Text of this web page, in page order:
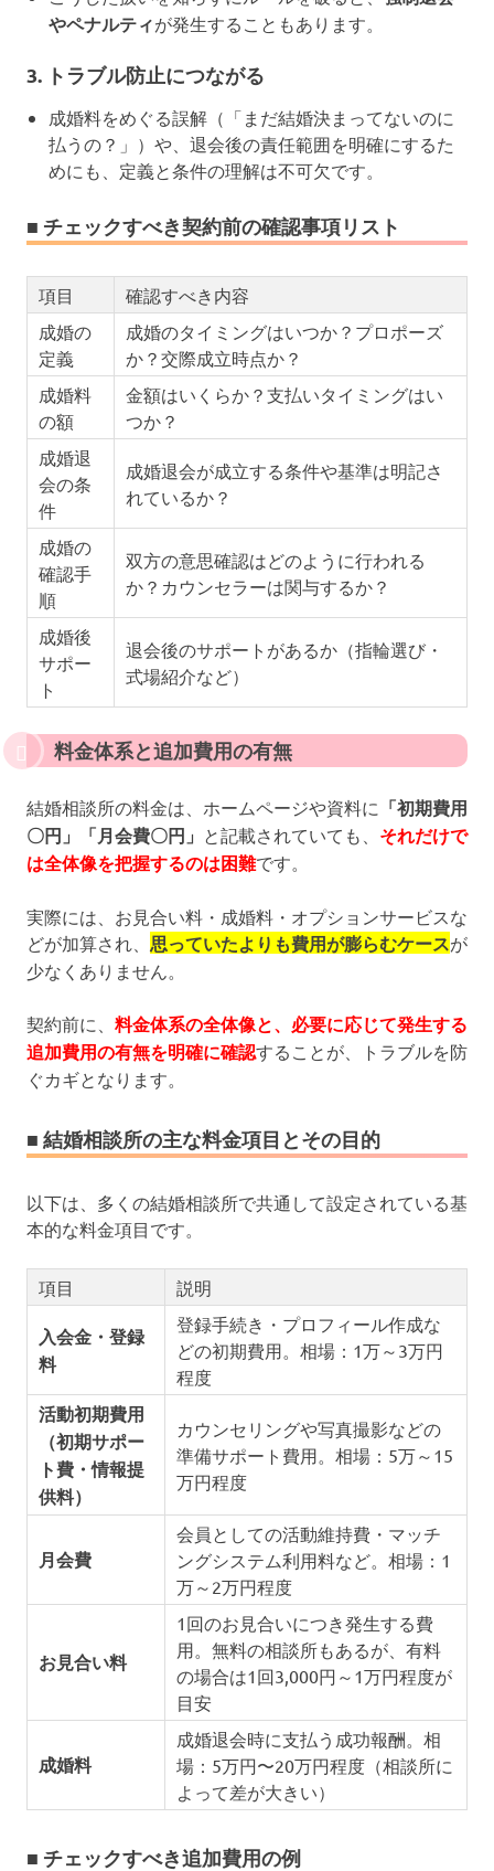
やペナルティが発生することもあります。
3. トラブル防止につながる
成婚料をめぐる誤解（「まだ結婚決まってないのに
払うの？」）や、退会後の責任範囲を明確にするた
めにも、定義と条件の理解は不可欠です。
■ チェックすべき契約前の確認事項リスト
項目
確認すべき内容
成婚の
定義
成婚のタイミングはいつか？プロポーズ
か？交際成立時点か？
成婚料
の額
金額はいくらか？支払いタイミングはい
つか？
成婚退
会の条
件
成婚退会が成立する条件や基準は明記さ
れているか？
成婚の
確認手
順
双方の意思確認はどのように行われる
か？カウンセラーは関与するか？
成婚後
サポー
ト
退会後のサポートがあるか（指輪選び・
式場紹介など）
料金体系と追加費用の有無
結婚相談所の料金は、ホームページや資料に 「初期費用
〇円」「月会費〇円」 と記載されていても、 それだけで
は全体像を把握するのは困難です。
実際には、お見合い料・成婚料・オプションサービスな
どが加算され、 思っていたよりも費用が膨らむケースが
少なくありません。
契約前に、 料金体系の全体像と、必要に応じて発生する
追加費用の有無を明確に確認することが、トラブルを防
ぐカギとなります。
■ 結婚相談所の主な料金項目とその目的
以下は、多くの結婚相談所で共通して設定されている基
本的な料金項目です。
項目 説明
入会金・登録
料
登録手続き・プロフィール作成な
どの初期費用。相場：1万～3万円
程度
活動初期費用
（初期サポー
ト費・情報提
供料）
カウンセリングや写真撮影などの
準備サポート費用。相場：5万～15
万円程度
月会費
会員としての活動維持費・マッチ
ングシステム利用料など。相場：1
万～2万円程度
お見合い料
1回のお見合いにつき発生する費
用。無料の相談所もあるが、有料
の場合は1回3,000円～1万円程度が
目安
成婚料
成婚退会時に支払う成功報酬。相
場：5万円〜20万円程度（相談所に
よって差が大きい）
■ チェックすべき追加費用の例